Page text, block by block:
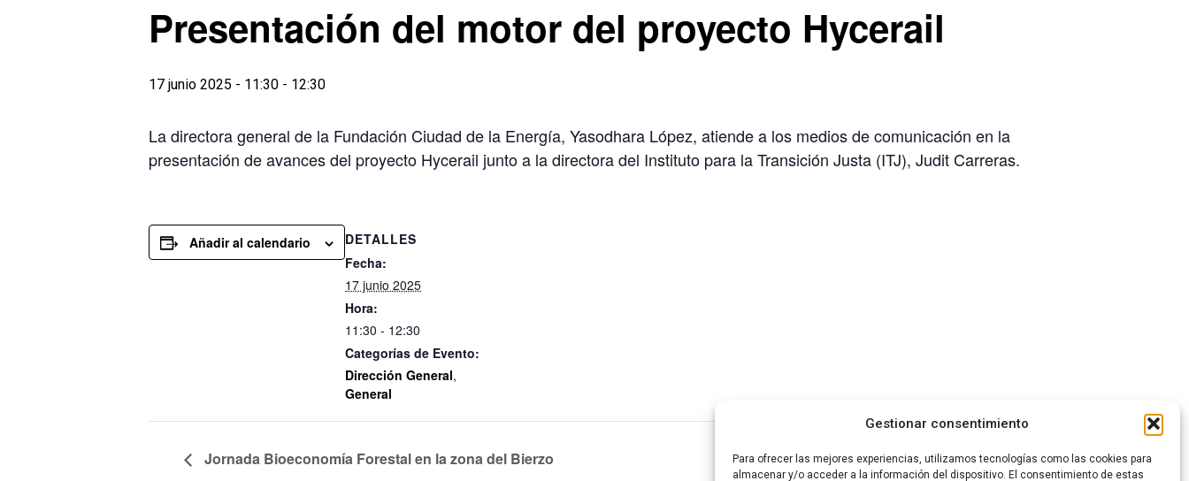
Gestionar consentimiento
Para ofrecer las mejores experiencias, utilizamos tecnologías como las cookies para
almacenar y/o acceder a la información del dispositivo. El consentimiento de estas
Presentación del motor del proyecto Hycerail
17 junio 2025 - 11:30 - 12:30
La directora general de la Fundación Ciudad de la Energía, Yasodhara López, atiende a los medios de comunicación en la
presentación de avances del proyecto Hycerail junto a la directora del Instituto para la Transición Justa (ITJ), Judit Carreras.
Añadir al calendario
DETALLES
Fecha:
17 junio 2025
Hora:
11:30 - 12:30
Categorías de Evento:
Dirección General,
General
Jornada Bioeconomía Forestal en la zona del Bierzo Jornada de puertas abiertas en Hontomín